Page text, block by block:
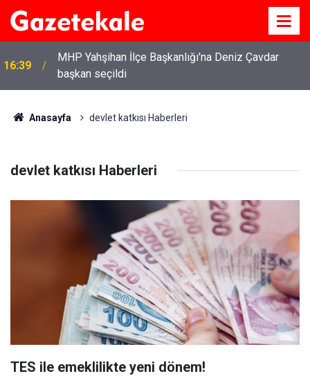
MHP Yahşihan İlçe Başkanlığı'na Deniz Çavdar
başkan seçildi
13:41 Kırıkkale yakınlarında doğanın büyüleyici güzelliği
Anasayfa devlet katkısı Haberleri
devlet katkısı Haberleri
TES ile emeklilikte yeni dönem!